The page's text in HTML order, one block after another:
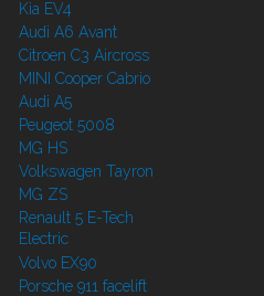
Kia EV4
Audi A6 Avant
Citroen C3 Aircross
MINI Cooper Cabrio
Audi A5
Peugeot 5008
MG HS
Volkswagen Tayron
MG ZS
Renault 5 E-Tech
Electric
Volvo EX90
Porsche 911 facelift